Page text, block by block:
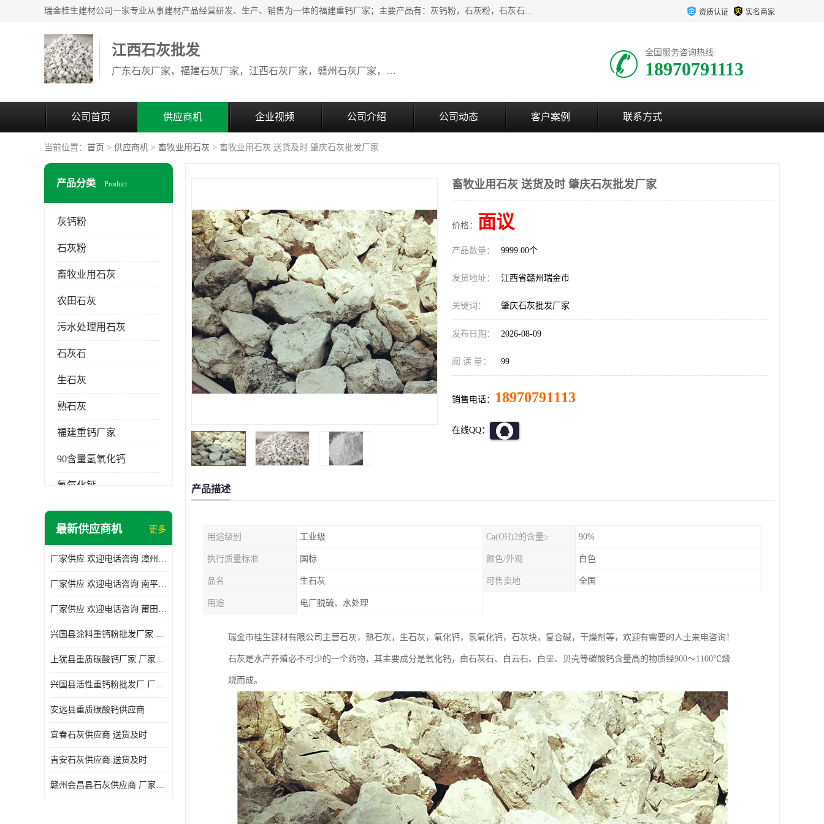
瑞金桂生建材公司一家专业从事建材产品经营研发、生产、销售为一体的福建重钙厂家；主要产品有：灰钙粉，石灰粉，石灰石，生石灰，熟石灰，氧化钙，重钙粉，氢氧化钙，农田石灰，畜牧业用石灰等。欢迎新老客户来电咨询！ 资质认证 实名商家
江西石灰批发
广东石灰厂家，福建石灰厂家，江西石灰厂家，赣州石灰厂家，东莞石灰厂家
全国服务咨询热线:
18970791113
公司首页 供应商机 企业视频 公司介绍 公司动态 客户案例 联系方式
当前位置： 首页 > 供应商机 > 畜牧业用石灰 > 畜牧业用石灰 送货及时 肇庆石灰批发厂家
产品分类 Product
灰钙粉
石灰粉
畜牧业用石灰
农田石灰
污水处理用石灰
石灰石
生石灰
熟石灰
福建重钙厂家
90含量氢氧化钙
氢氧化钙
氧化钙
最新供应商机 更多
厂家供应 欢迎电话咨询 漳州活性重钙粉
厂家供应 欢迎电话咨询 南平活性重钙粉批发厂
厂家供应 欢迎电话咨询 莆田高白度重钙粉厂家
兴国县涂料重钙粉批发厂家 厂家供应 欢迎电话咨询
上犹县重质碳酸钙厂家 厂家供应 欢迎电话咨询
兴国县活性重钙粉批发厂 厂家供应 欢迎电话咨询
安远县重质碳酸钙供应商
宜春石灰供应商 送货及时
吉安石灰供应商 送货及时
赣州会昌县石灰供应商 厂家供应
畜牧业用石灰 送货及时 肇庆石灰批发厂家
价格： 面议
产品数量： 9999.00个
发货地址： 江西省赣州瑞金市
关键词： 肇庆石灰批发厂家
发布日期： 2026-08-09
阅 读 量： 99
销售电话： 18970791113
在线QQ：
产品描述
用途级别 工业级 Ca(OH)2的含量≥ 90%
执行质量标准 国标 颜色/外观 白色
品名 生石灰 可售卖地 全国
用途 电厂脱硫、水处理
瑞金市桂生建材有限公司主营石灰，熟石灰，生石灰，氧化钙，氢氧化钙，石灰块，复合碱，干燥剂等，欢迎有需要的人士来电咨询！
石灰是水产养殖必不可少的一个药物，其主要成分是氧化钙，由石灰石、白云石、白垩、贝壳等碳酸钙含量高的物质经900～1100℃煅
烧而成。